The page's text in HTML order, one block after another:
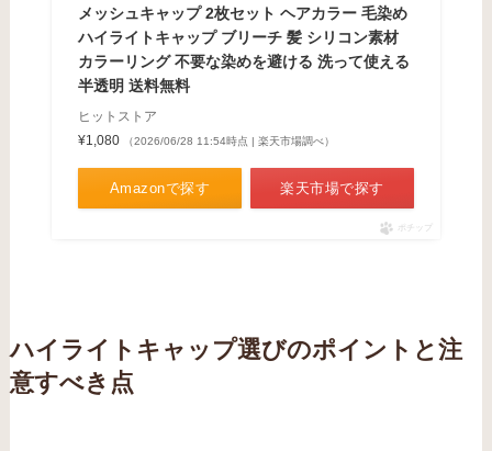
メッシュキャップ 2枚セット ヘアカラー 毛染め
ハイライトキャップ ブリーチ 髪 シリコン素材
カラーリング 不要な染めを避ける 洗って使える
半透明 送料無料
ヒットストア
¥1,080
（2026/06/28 11:54時点 | 楽天市場調べ）
Amazonで探す 楽天市場で探す
ポチップ
ハイライトキャップ選びのポイントと注
意すべき点